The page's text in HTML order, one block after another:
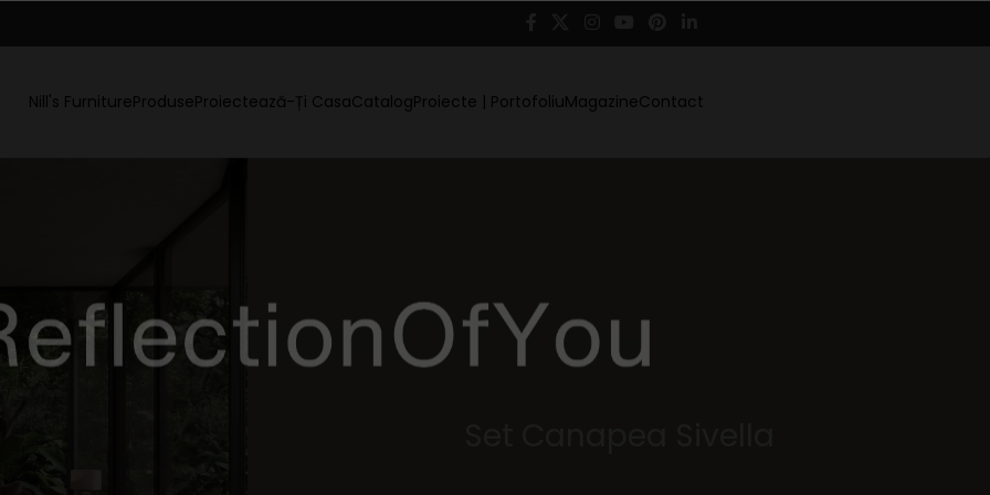
Nill's FurnitureProduseProiectează-Ți CasaCatalogProiecte | PortofoliuMagazineContact